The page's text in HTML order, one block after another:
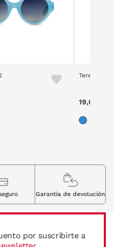
Teresa 3212
19,00 €
por suscribirte a
Garantia de devolución